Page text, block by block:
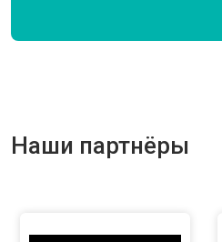
Наши партнёры